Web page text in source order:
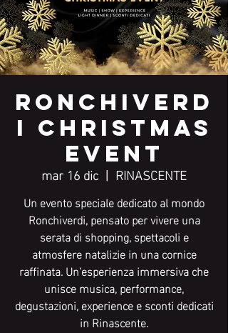
Ronchiverd
i Christmas
Event
mar 16 dic
  |
RINASCENTE
Un evento speciale dedicato al mondo
Ronchiverdi, pensato per vivere una
serata di shopping, spettacoli e
atmosfere natalizie in una cornice
raffinata. Un’esperienza immersiva che
unisce musica, performance,
degustazioni, experience e sconti dedicati
in Rinascente.